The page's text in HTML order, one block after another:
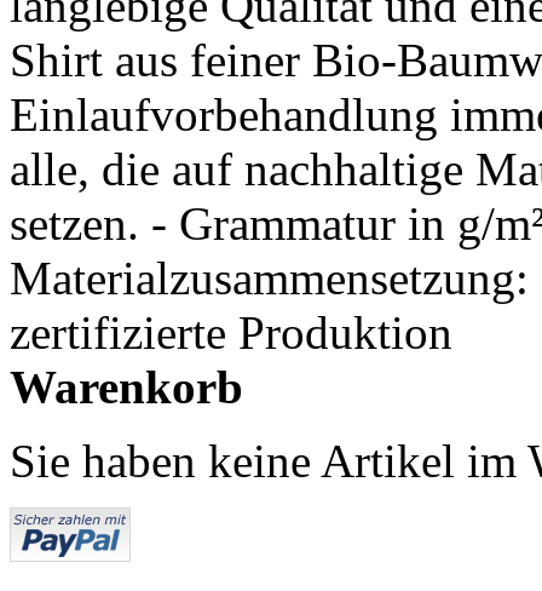
Shirt aus feiner Bio-
Einlaufvorbehandlung
alle, die auf nachhaltige
setzen. - Grammatur in g/
zertifizierte Produktion
Warenkorb
Sie haben keine Artikel im